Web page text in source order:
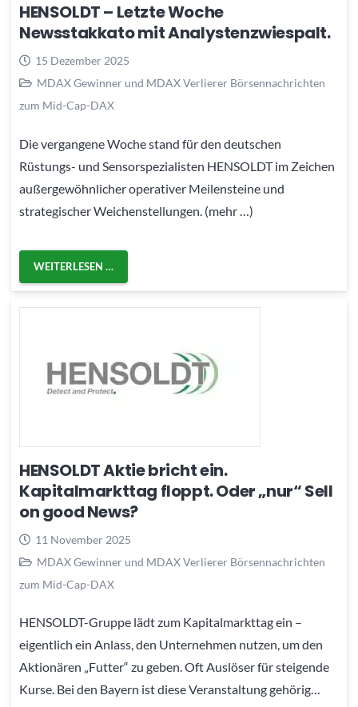
HENSOLDT – Letzte Woche
Newsstakkato mit Analystenzwiespalt.
15 Dezember 2025
MDAX Gewinner und MDAX Verlierer Börsennachrichten
zum Mid-Cap-DAX
Die vergangene Woche stand für den deutschen
Rüstungs- und Sensorspezialisten HENSOLDT im Zeichen
außergewöhnlicher operativer Meilensteine und
strategischer Weichenstellungen. (mehr …)
WEITERLESEN …
HENSOLDT Aktie bricht ein.
Kapitalmarkttag floppt. Oder „nur“ Sell
on good News?
11 November 2025
MDAX Gewinner und MDAX Verlierer Börsennachrichten
zum Mid-Cap-DAX
HENSOLDT-Gruppe lädt zum Kapitalmarkttag ein –
eigentlich ein Anlass, den Unternehmen nutzen, um den
Aktionären „Futter“ zu geben. Oft Auslöser für steigende
Kurse. Bei den Bayern ist diese Veranstaltung gehörig…